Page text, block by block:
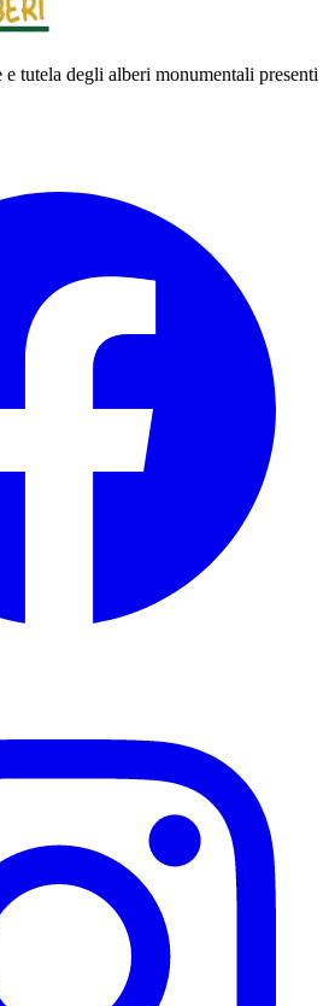
tutela degli alberi monumentali presenti